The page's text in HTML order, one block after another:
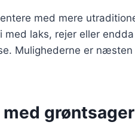
med mere
med laks, rejer eller
Mulighederne er næsten